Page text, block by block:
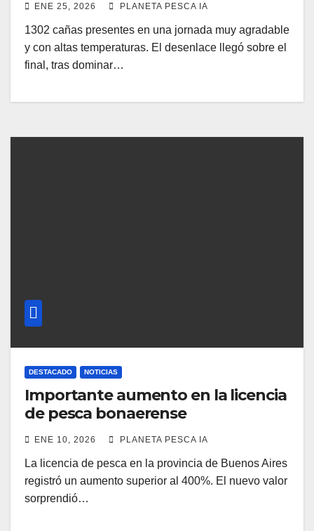
ENE 25, 2026 PLANETA PESCA IA
1302 cañas presentes en una jornada muy agradable
y con altas temperaturas. El desenlace llegó sobre el
final, tras dominar…
DESTACADO NOTICIAS
Importante aumento en la licencia
de pesca bonaerense
ENE 10, 2026 PLANETA PESCA IA
La licencia de pesca en la provincia de Buenos Aires
registró un aumento superior al 400%. El nuevo valor
sorprendió…